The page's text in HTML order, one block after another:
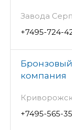
Завода
+7495-724-
компания
+7495-565-